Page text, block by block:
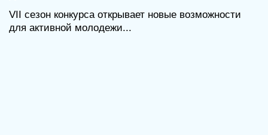
VII сезон конкурса открывает новые возможности
для активной молодежи...